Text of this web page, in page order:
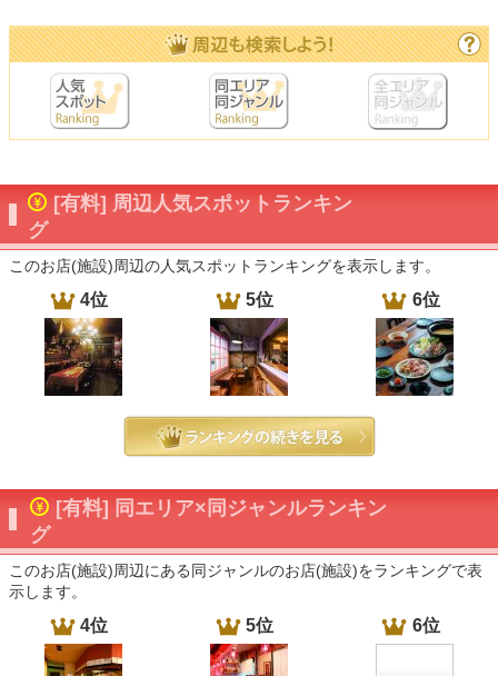
[有料] 周辺人気スポットランキン
グ
このお店(施設)周辺の人気スポットランキングを表示します。
4位 5位 6位
[有料] 同エリア×同ジャンルランキン
グ
このお店(施設)周辺にある同ジャンルのお店(施設)をランキングで表
示します。
4位 5位 6位